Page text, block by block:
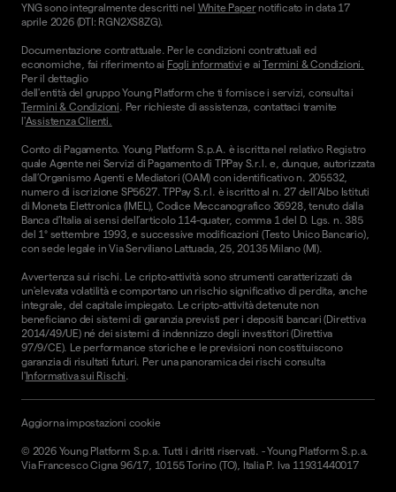
YNG sono integralmente descritti nel White Papernotificato in data 17
aprile 2026 (DTI: RGN2XS8ZG).
Documentazione contrattuale. Per le condizioni contrattuali ed
economiche, fai riferimento ai Fogli informativi e aiTermini & Condizioni.
Per il dettaglio
dell'entità del gruppo Young Platform che ti fornisce i servizi, consulta i
Termini & Condizioni. Per richieste di assistenza, contattaci tramite
l'Assistenza Clienti.
Conto di Pagamento. Young Platform S.p.A. è iscritta nel relativo Registro
quale Agente nei Servizi di Pagamento di TPPay S.r.l. e, dunque, autorizzata
dall’Organismo Agenti e Mediatori (OAM) con identificativo n. 205532,
numero di iscrizione SP5627. TPPay S.r.l. è iscritto al n. 27 dell’Albo Istituti
di Moneta Elettronica (IMEL), Codice Meccanografico 36928, tenuto dalla
Banca d’Italia ai sensi dell’articolo 114-quater, comma 1 del D. Lgs. n. 385
del 1° settembre 1993, e successive modificazioni (Testo Unico Bancario),
con sede legale in Via Serviliano Lattuada, 25, 20135 Milano (MI).
Avvertenza sui rischi. Le cripto-attività sono strumenti caratterizzati da
un'elevata volatilità e comportano un rischio significativo di perdita, anche
integrale, del capitale impiegato. Le cripto-attività detenute non
beneficiano dei sistemi di garanzia previsti per i depositi bancari (Direttiva
2014/49/UE) né dei sistemi di indennizzo degli investitori (Direttiva
97/9/CE). Le performance storiche e le previsioni non costituiscono
garanzia di risultati futuri. Per una panoramica dei rischi consulta
l'Informativa sui Rischi.
© 2026 Young Platform S.p.a. Tutti i diritti riservati. -Young Platform S.p.a.
Via Francesco Cigna 96/17, 10155 Torino (TO), Italia P. Iva 11931440017
Aggiorna impostazioni cookie